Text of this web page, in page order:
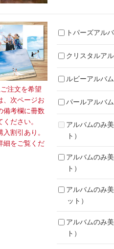
注文を希望
、次ページお
備考欄に冊数
ださい。
割引あり。
細をご覧くだ
トパーズアル
クリスタルア
ルビーアルバム
パールアルバム
アルバムのみ
ト）
アルバムのみ
ト）
アルバムのみ
ット）
アルバムのみ
ト）